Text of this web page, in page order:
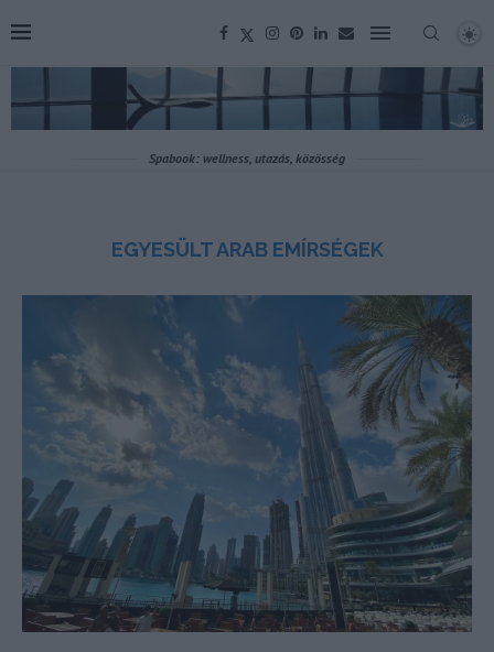
Spabook: wellness, utazás, közösség
EGYESÜLT ARAB EMÍRSÉGEK